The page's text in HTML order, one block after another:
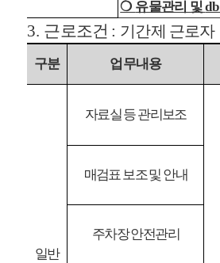
❍ 유물관리 및db
3. 근로조건 : 기간제 근로자
구분 업무내용
일반
자료실 등 관리보조
매검표 보조 및 안내
주차장 안전관리